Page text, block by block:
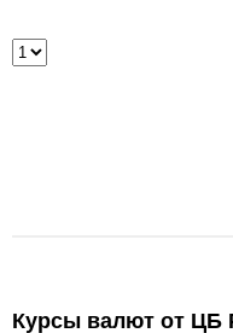
Курсы валют от ЦБ